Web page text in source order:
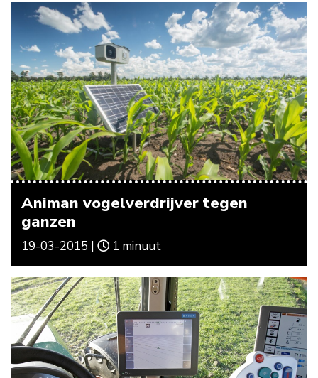
Animan vogelverdrijver tegen
ganzen
19-03-2015 | 1 minuut